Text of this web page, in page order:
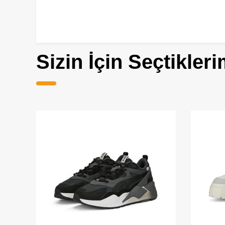
Sizin İçin